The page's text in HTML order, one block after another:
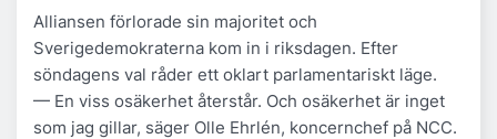
Alliansen förlorade sin majoritet och
Sverigedemokraterna kom in i riksdagen. Efter
söndagens val råder ett oklart parlamentariskt läge.
— En viss osäkerhet återstår. Och osäkerhet är inget
som jag gillar, säger Olle Ehrlén, koncernchef på NCC.